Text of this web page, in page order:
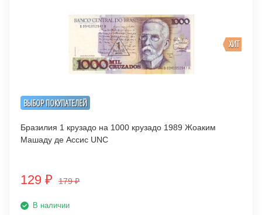
ВЫБОР ПОКУПАТЕЛЕЙ
ХИТ
Бразилия 1 крузадо на 1000 крузадо 1989 Жоаким
Машаду де Ассис UNC
129 ₽ 179₽
В наличии